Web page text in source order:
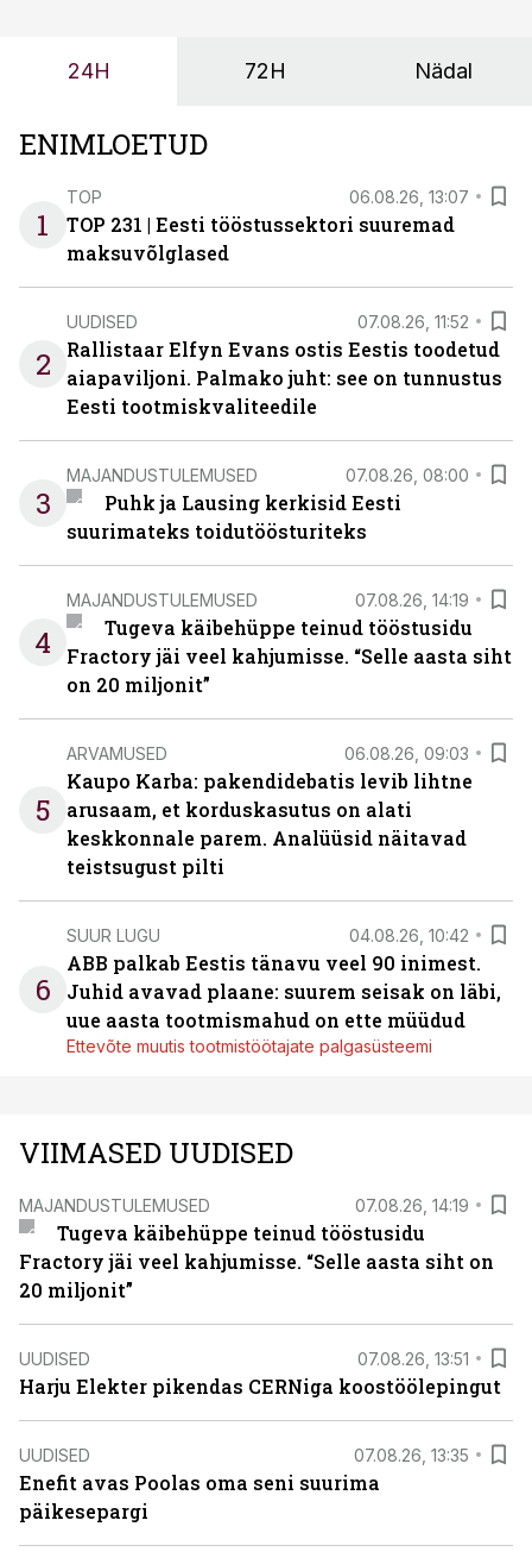
24H 72H Nädal
ENIMLOETUD
1
TOP 06.08.26, 13:07
TOP 231 | Eesti tööstussektori suuremad
maksuvõlglased
2
UUDISED 07.08.26, 11:52
Rallistaar Elfyn Evans ostis Eestis toodetud
aiapaviljoni. Palmako juht: see on tunnustus
Eesti tootmiskvaliteedile
3
MAJANDUSTULEMUSED 07.08.26, 08:00
Puhk ja Lausing kerkisid Eesti
suurimateks toidutöösturiteks
4
MAJANDUSTULEMUSED 07.08.26, 14:19
Tugeva käibehüppe teinud tööstusidu
Fractory jäi veel kahjumisse. “Selle aasta siht
on 20 miljonit”
5
ARVAMUSED 06.08.26, 09:03
Kaupo Karba: pakendidebatis levib lihtne
arusaam, et korduskasutus on alati
keskkonnale parem. Analüüsid näitavad
teistsugust pilti
6
SUUR LUGU 04.08.26, 10:42
ABB palkab Eestis tänavu veel 90 inimest.
Juhid avavad plaane: suurem seisak on läbi,
uue aasta tootmismahud on ette müüdud
Ettevõte muutis tootmistöötajate palgasüsteemi
VIIMASED UUDISED
MAJANDUSTULEMUSED 07.08.26, 14:19
Tugeva käibehüppe teinud tööstusidu
Fractory jäi veel kahjumisse. “Selle aasta siht on
20 miljonit”
UUDISED 07.08.26, 13:51
Harju Elekter pikendas CERNiga koostöölepingut
UUDISED 07.08.26, 13:35
Enefit avas Poolas oma seni suurima
päikesepargi